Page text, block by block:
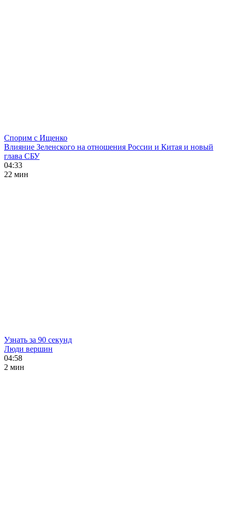
Спорим с Ищенко
Влияние Зеленского на отношения России и Китая и новый
глава СБУ
04:33
22 мин
Узнать за 90 секунд
Люди вершин
04:58
2 мин